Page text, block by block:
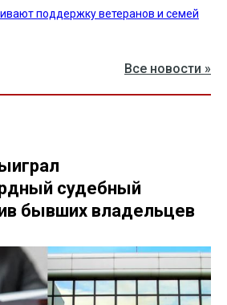
поддержку ветеранов и семей
Все новости »
судебный
бывших владельцев